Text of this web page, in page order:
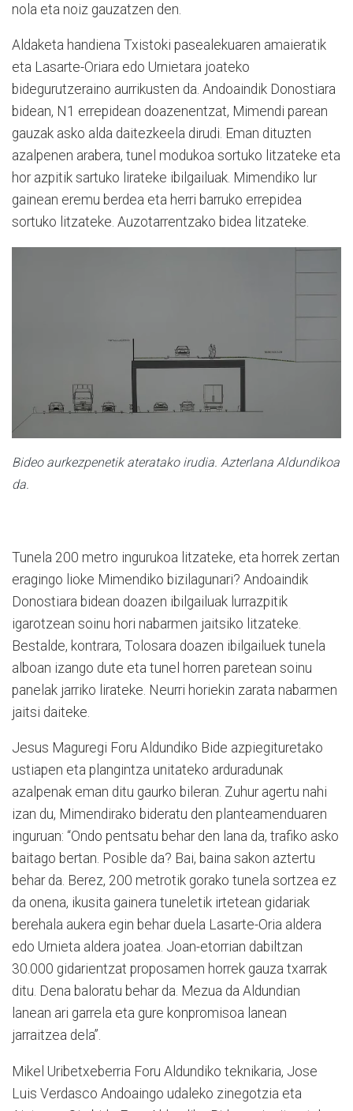
nola eta noiz gauzatzen den.
Aldaketa handiena Txistoki pasealekuaren amaieratik
eta Lasarte-Oriara edo Urnietara joateko
bidegurutzeraino aurrikusten da. Andoaindik Donostiara
bidean, N1 errepidean doazenentzat, Mimendi parean
gauzak asko alda daitezkeela dirudi. Eman dituzten
azalpenen arabera, tunel modukoa sortuko litzateke eta
hor azpitik sartuko lirateke ibilgailuak. Mimendiko lur
gainean eremu berdea eta herri barruko errepidea
sortuko litzateke. Auzotarrentzako bidea litzateke.
Bideo aurkezpenetik ateratako irudia. Azterlana Aldundikoa
da.
Tunela 200 metro ingurukoa litzateke, eta horrek zertan
eragingo lioke Mimendiko bizilagunari? Andoaindik
Donostiara bidean doazen ibilgailuak lurrazpitik
igarotzean soinu hori nabarmen jaitsiko litzateke.
Bestalde, kontrara, Tolosara doazen ibilgailuek tunela
alboan izango dute eta tunel horren paretean soinu
panelak jarriko lirateke. Neurri horiekin zarata nabarmen
jaitsi daiteke.
Jesus Maguregi Foru Aldundiko Bide azpiegituretako
ustiapen eta plangintza unitateko arduradunak
azalpenak eman ditu gaurko bileran. Zuhur agertu nahi
izan du, Mimendirako bideratu den planteamenduaren
inguruan: “Ondo pentsatu behar den lana da, trafiko asko
baitago bertan. Posible da? Bai, baina sakon aztertu
behar da. Berez, 200 metrotik gorako tunela sortzea ez
da onena, ikusita gainera tuneletik irtetean gidariak
berehala aukera egin behar duela Lasarte-Oria aldera
edo Urnieta aldera joatea. Joan-etorrian dabiltzan
30.000 gidarientzat proposamen horrek gauza txarrak
ditu. Dena baloratu behar da. Mezua da Aldundian
lanean ari garrela eta gure konpromisoa lanean
jarraitzea dela”.
Mikel Uribetxeberria Foru Aldundiko teknikaria, Jose
Luis Verdasco Andoaingo udaleko zinegotzia eta